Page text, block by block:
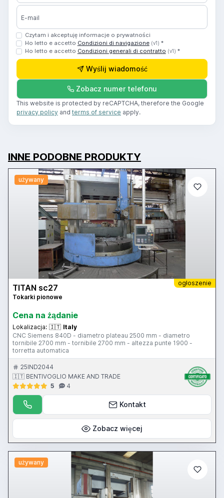
E-mail
Czytam i akceptuję informacje o prywatności
Ho letto e accetto Condizioni di navigazione (v1) *
Ho letto e accetto Condizioni generali di contratto (v1) *
Wyślij wiadomość
Zobacz numer telefonu
This website is protected by reCAPTCHA, therefore the Google
privacy policy and terms of service apply.
INNE PODOBNE PRODUKTY
używany
ogłoszenie
TITAN sc27
Tokarki pionowe
Cena na żądanie
Lokalizacja: 🇮🇹 Italy
CNC Siemens 840D - diametro plateau 2500 mm - diametro
tornibile 2700 mm - tornibile 2700 mm - altezza punte 1900 -
torretta automatica
25IND2044
🇮🇹 BENTIVOGLIO MAKE AND TRADE
5
4
Kontakt
Zobacz więcej
używany